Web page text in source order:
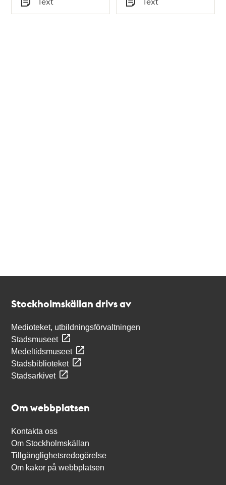
Typ Typ
Stockholmskällan drivs av
Medioteket, utbildningsförvaltningen
Stadsmuseet
Medeltidsmuseet
Stadsbiblioteket
Stadsarkivet
Om webbplatsen
Kontakta oss
Om Stockholmskällan
Tillgänglighetsredogörelse
Om kakor på webbplatsen